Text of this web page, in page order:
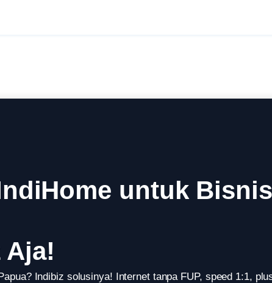
untuk
Indibiz solusinya! Internet tanpa FUP, speed 1:1,